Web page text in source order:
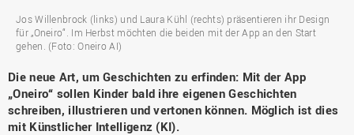
Jos Willenbrock (links) und Laura Kühl (rechts) präsentieren ihr Design
für „Oneiro“. Im Herbst möchten die beiden mit der App an den Start
gehen. (Foto: Oneiro AI)
Die neue Art, um Geschichten zu erfinden: Mit der App
„Oneiro“ sollen Kinder bald ihre eigenen Geschichten
schreiben, illustrieren und vertonen können. Möglich ist dies
mit Künstlicher Intelligenz (KI).